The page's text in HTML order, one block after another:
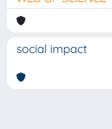
social impact